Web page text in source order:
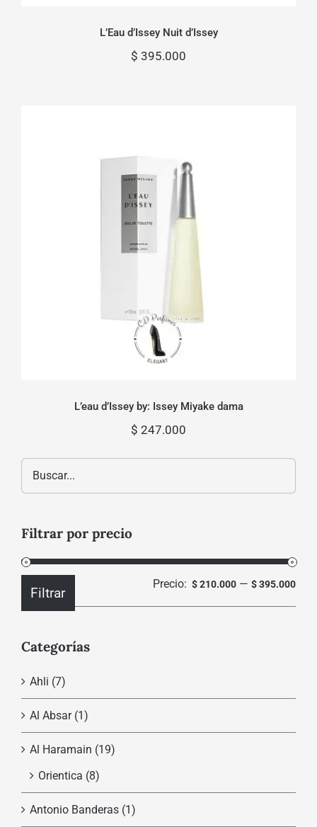
L’Eau d’Issey Nuit d’Issey
$ 395.000
L’eau d’Issey by: Issey Miyake dama
L’eau d’Issey by: Issey Miyake dama
$ 247.000
Filtrar por precio
Filtrar
Precio: $ 210.000 —$ 395.000
Categorías
Ahli (7)
Al Absar (1)
Al Haramain (19)
Orientica (8)
Antonio Banderas (1)